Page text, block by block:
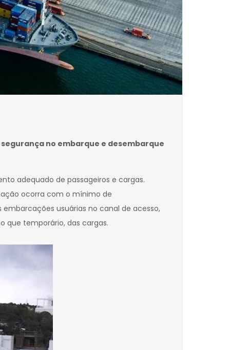
no embarque e desembarque
adequado de passageiros e cargas.
ocorra com o mínimo de
usuárias no canal de acesso,
que temporário, das cargas.